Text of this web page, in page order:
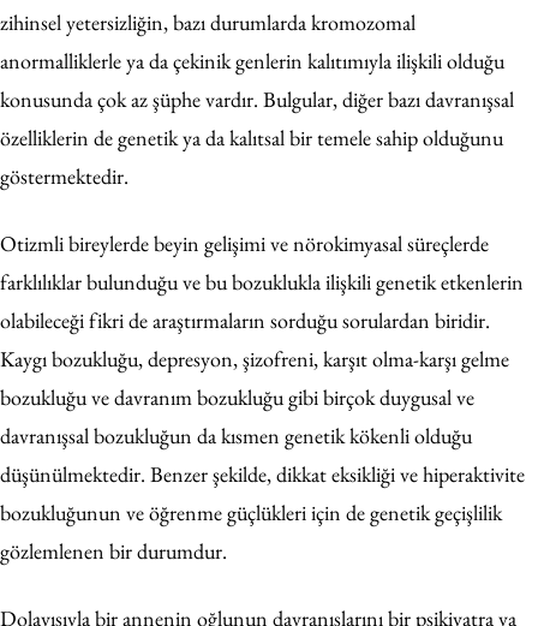
zihinsel yetersizliğin, bazı durumlarda kromozomal
anormalliklerle ya da çekinik genlerin kalıtımıyla ilişkili olduğu
konusunda çok az şüphe vardır. Bulgular, diğer bazı davranışsal
özelliklerin de genetik ya da kalıtsal bir temele sahip olduğunu
göstermektedir.
Otizmli bireylerde beyin gelişimi ve nörokimyasal süreçlerde
farklılıklar bulunduğu ve bu bozuklukla ilişkili genetik etkenlerin
olabileceği fikri de araştırmaların sorduğu sorulardan biridir.
Kaygı bozukluğu, depresyon, şizofreni, karşıt olma-karşı gelme
bozukluğu ve davranım bozukluğu gibi birçok duygusal ve
davranışsal bozukluğun da kısmen genetik kökenli olduğu
düşünülmektedir. Benzer şekilde, dikkat eksikliği ve hiperaktivite
bozukluğunun ve öğrenme güçlükleri için de genetik geçişlilik
gözlemlenen bir durumdur.
Dolayısıyla bir annenin oğlunun davranışlarını bir psikiyatra ya